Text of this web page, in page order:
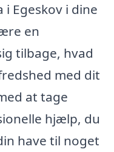
Egeskov i dine
en
tilbage, hvad
med dit
at tage
hjælp, du
have til noget